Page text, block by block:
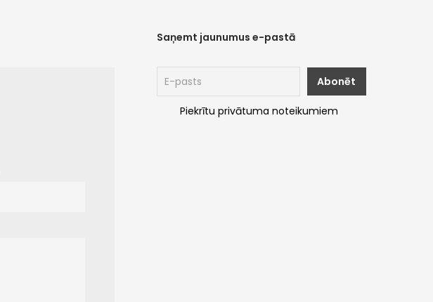
Saņemt jaunumus e-pastā
Piekrītu privātuma noteikumiem